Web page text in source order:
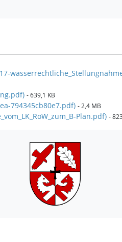
- 639,1 KB
794345cb80e7.pdf) - 2,4 MB
Plan.pdf) -